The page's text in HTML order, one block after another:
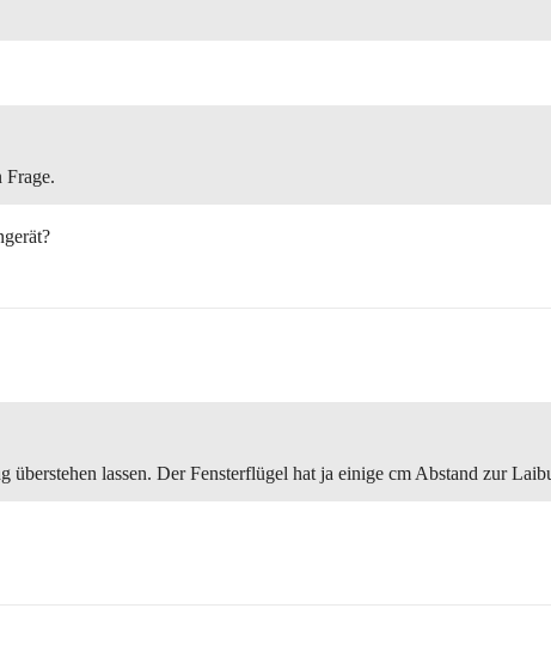
lassen. Der Fensterflügel hat ja einige cm Abstand zur